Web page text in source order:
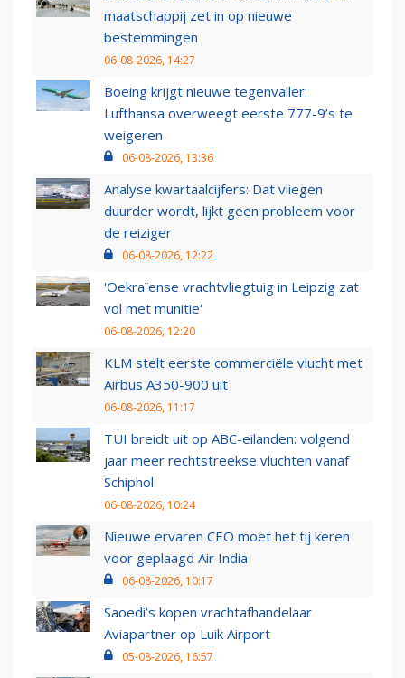
maatschappij zet in op nieuwe
bestemmingen
06-08-2026, 14:27
Boeing krijgt nieuwe tegenvaller:
Lufthansa overweegt eerste 777-9’s te
weigeren
06-08-2026, 13:36
Analyse kwartaalcijfers: Dat vliegen
duurder wordt, lijkt geen probleem voor
de reiziger
06-08-2026, 12:22
'Oekraïense vrachtvliegtuig in Leipzig zat
vol met munitie'
06-08-2026, 12:20
KLM stelt eerste commerciële vlucht met
Airbus A350-900 uit
06-08-2026, 11:17
TUI breidt uit op ABC-eilanden: volgend
jaar meer rechtstreekse vluchten vanaf
Schiphol
06-08-2026, 10:24
Nieuwe ervaren CEO moet het tij keren
voor geplaagd Air India
06-08-2026, 10:17
Saoedi’s kopen vrachtafhandelaar
Aviapartner op Luik Airport
05-08-2026, 16:57